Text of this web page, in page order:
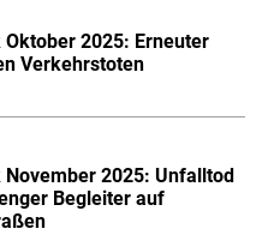
2025: Erneuter
Verkehrstoten
2025: Unfalltod
Begleiter auf